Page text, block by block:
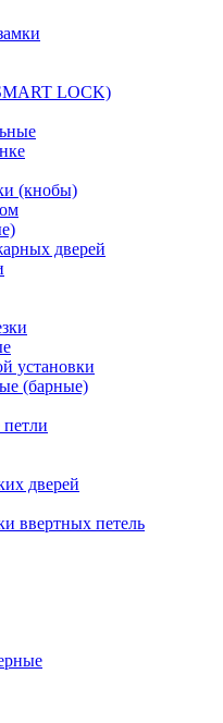
LOCK)
(кнобы)
дверей
установки
(барные)
дверей
ввертных петель